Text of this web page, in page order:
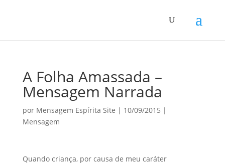
A Folha Amassada –
Mensagem Narrada
por Mensagem Espírita Site | 10/09/2015 |
Mensagem
Quando criança, por causa de meu caráter